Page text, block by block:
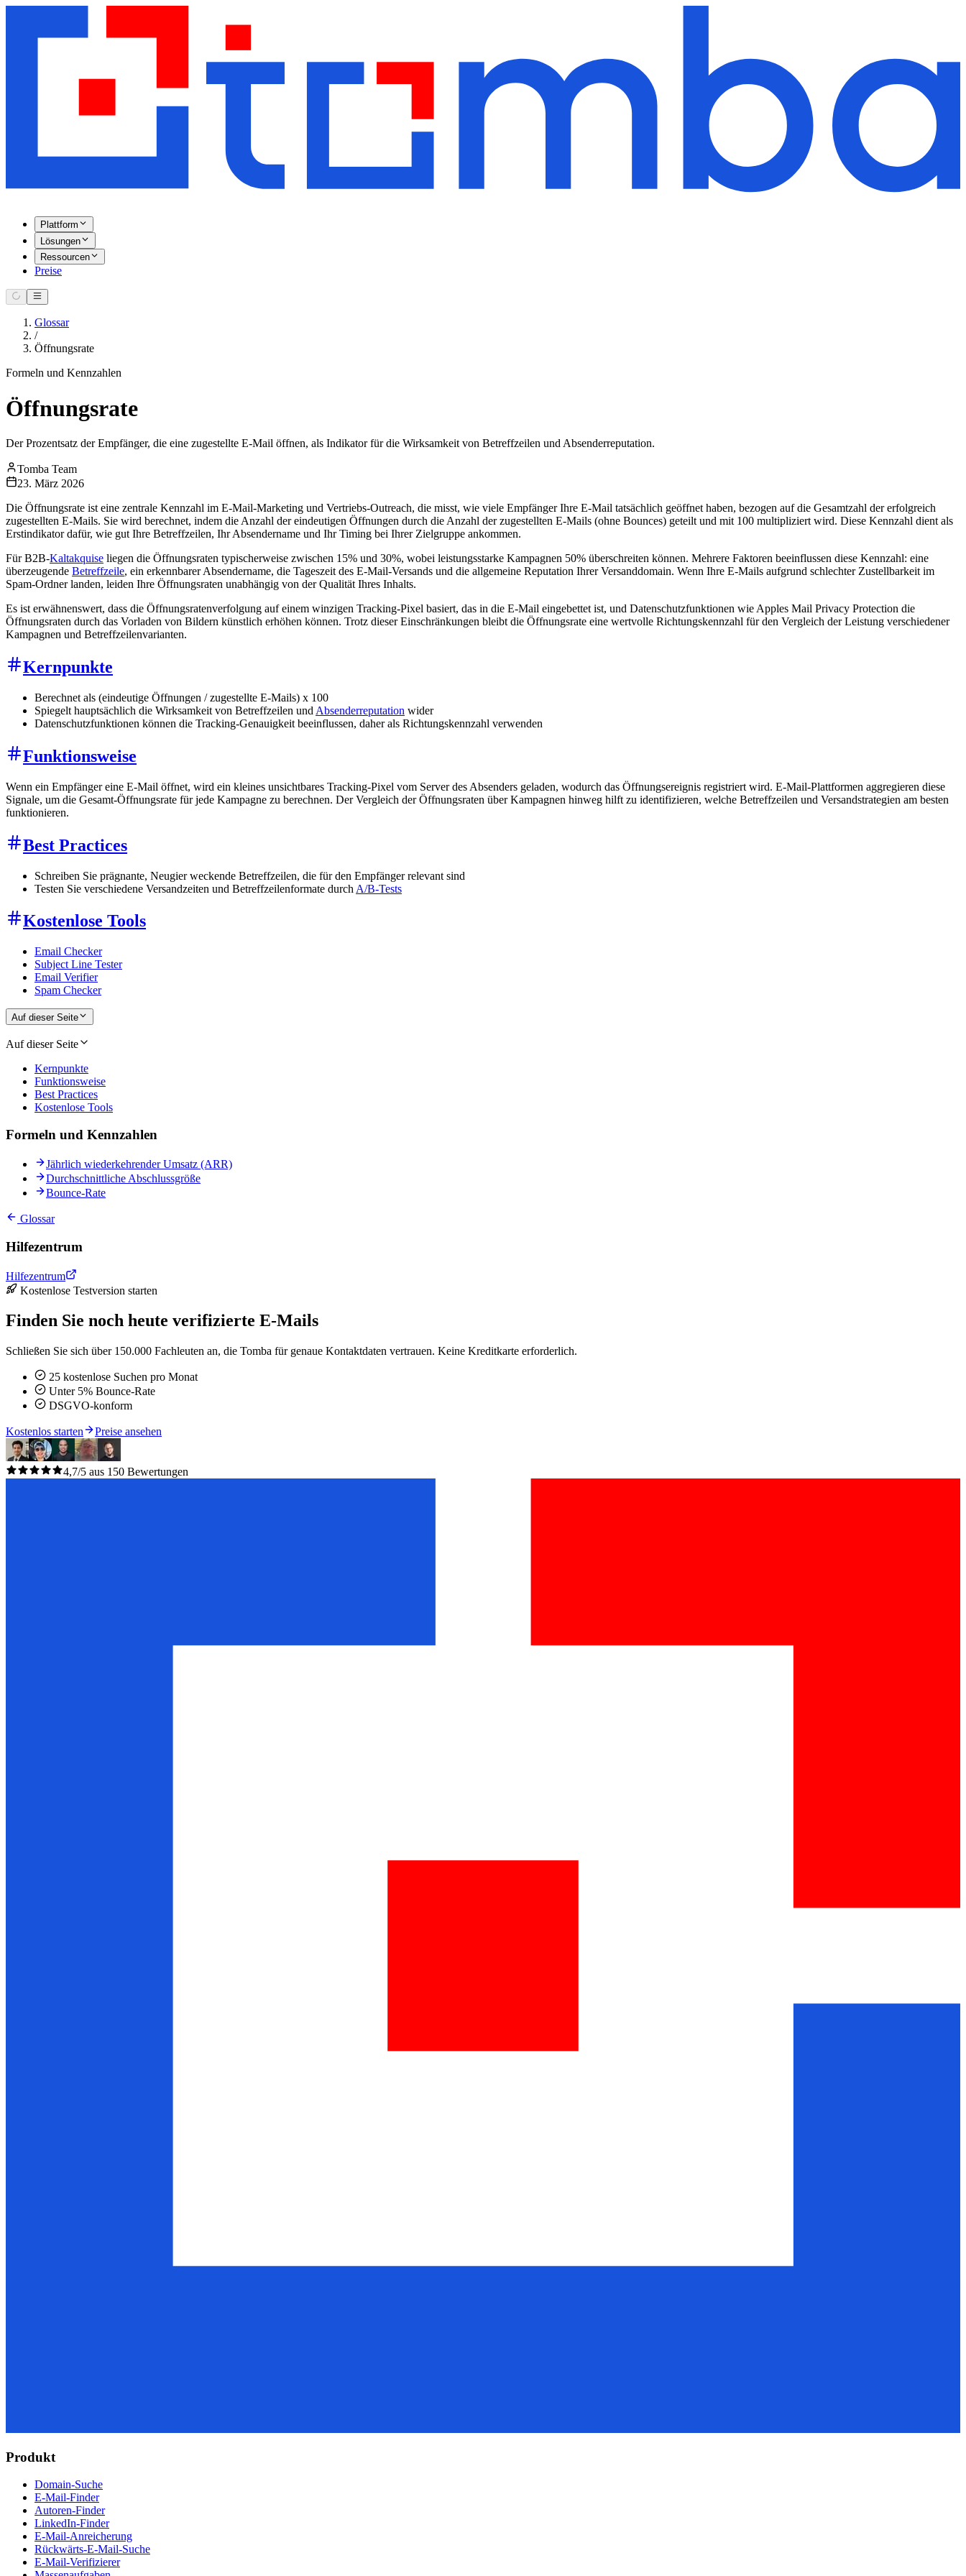
Plattform
Lösungen
Ressourcen
Preise
Glossar
/
Öffnungsrate
Formeln und Kennzahlen
Öffnungsrate
Der Prozentsatz der Empfänger, die eine zugestellte E-Mail öffnen, als Indikator für die Wirksamkeit von Betreffzeilen und Absenderreputation.
Tomba Team
23. März 2026
Die Öffnungsrate ist eine zentrale Kennzahl im E-Mail-Marketing und Vertriebs-Outreach, die misst, wie viele Empfänger Ihre E-Mail tatsächlich geöffnet haben, bezogen auf die Gesamtzahl der erfolgreich
zugestellten E-Mails. Sie wird berechnet, indem die Anzahl der eindeutigen Öffnungen durch die Anzahl der zugestellten E-Mails (ohne Bounces) geteilt und mit 100 multipliziert wird. Diese Kennzahl dient als
Erstindikator dafür, wie gut Ihre Betreffzeilen, Ihr Absendername und Ihr Timing bei Ihrer Zielgruppe ankommen.
Für B2B-Kaltakquise liegen die Öffnungsraten typischerweise zwischen 15% und 30%, wobei leistungsstarke Kampagnen 50% überschreiten können. Mehrere Faktoren beeinflussen diese Kennzahl: eine
überzeugende Betreffzeile, ein erkennbarer Absendername, die Tageszeit des E-Mail-Versands und die allgemeine Reputation Ihrer Versanddomain. Wenn Ihre E-Mails aufgrund schlechter Zustellbarkeit im
Spam-Ordner landen, leiden Ihre Öffnungsraten unabhängig von der Qualität Ihres Inhalts.
Es ist erwähnenswert, dass die Öffnungsratenverfolgung auf einem winzigen Tracking-Pixel basiert, das in die E-Mail eingebettet ist, und Datenschutzfunktionen wie Apples Mail Privacy Protection die
Öffnungsraten durch das Vorladen von Bildern künstlich erhöhen können. Trotz dieser Einschränkungen bleibt die Öffnungsrate eine wertvolle Richtungskennzahl für den Vergleich der Leistung verschiedener
Kampagnen und Betreffzeilenvarianten.
Kernpunkte
Berechnet als (eindeutige Öffnungen / zugestellte E-Mails) x 100
Spiegelt hauptsächlich die Wirksamkeit von Betreffzeilen und Absenderreputation wider
Datenschutzfunktionen können die Tracking-Genauigkeit beeinflussen, daher als Richtungskennzahl verwenden
Funktionsweise
Wenn ein Empfänger eine E-Mail öffnet, wird ein kleines unsichtbares Tracking-Pixel vom Server des Absenders geladen, wodurch das Öffnungsereignis registriert wird. E-Mail-Plattformen aggregieren diese
Signale, um die Gesamt-Öffnungsrate für jede Kampagne zu berechnen. Der Vergleich der Öffnungsraten über Kampagnen hinweg hilft zu identifizieren, welche Betreffzeilen und Versandstrategien am besten
funktionieren.
Best Practices
Schreiben Sie prägnante, Neugier weckende Betreffzeilen, die für den Empfänger relevant sind
Testen Sie verschiedene Versandzeiten und Betreffzeilenformate durch A/B-Tests
Kostenlose Tools
Email Checker
Subject Line Tester
Email Verifier
Spam Checker
Auf dieser Seite
Auf dieser Seite
Kernpunkte
Funktionsweise
Best Practices
Kostenlose Tools
Formeln und Kennzahlen
Jährlich wiederkehrender Umsatz (ARR)
Durchschnittliche Abschlussgröße
Bounce-Rate
Glossar
Hilfezentrum
Hilfezentrum
Kostenlose Testversion starten
Finden Sie noch heute verifizierte E-Mails
Schließen Sie sich über 150.000 Fachleuten an, die Tomba für genaue Kontaktdaten vertrauen. Keine Kreditkarte erforderlich.
25 kostenlose Suchen pro Monat
Unter 5% Bounce-Rate
DSGVO-konform
Kostenlos starten Preise ansehen
4,7/5 aus 150 Bewertungen
Produkt
Domain-Suche
E-Mail-Finder
Autoren-Finder
LinkedIn-Finder
E-Mail-Anreicherung
Rückwärts-E-Mail-Suche
E-Mail-Verifizierer